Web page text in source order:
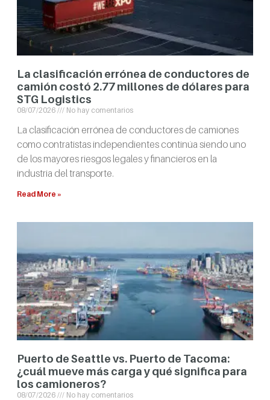
La clasificación errónea de conductores de
camión costó 2.77 millones de dólares para
STG Logistics
08/07/2026 No hay comentarios
La clasificación errónea de conductores de camiones
como contratistas independientes continúa siendo uno
de los mayores riesgos legales y financieros en la
industria del transporte.
Read More »
Puerto de Seattle vs. Puerto de Tacoma:
¿cuál mueve más carga y qué significa para
los camioneros?
08/07/2026 No hay comentarios